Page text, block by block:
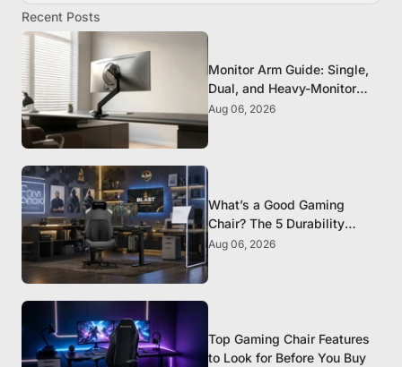
Recent Posts
Monitor Arm Guide: Single,
Dual, and Heavy-Monitor
Mounts
Aug 06, 2026
What’s a Good Gaming
Chair? The 5 Durability
Standards That Actually
Aug 06, 2026
Top Gaming Chair Features
to Look for Before You Buy